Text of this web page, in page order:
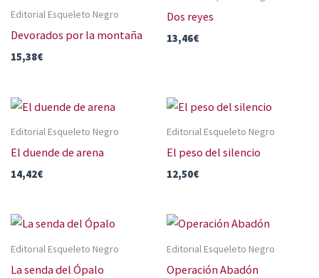
Editorial Esqueleto Negro
Devorados por la montaña
15,38€
Dos reyes
13,46€
Editorial Esqueleto Negro
El duende de arena
14,42€
Editorial Esqueleto Negro
El peso del silencio
12,50€
Editorial Esqueleto Negro
La senda del Ópalo
Editorial Esqueleto Negro
Operación Abadón